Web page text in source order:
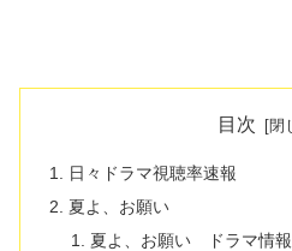
目次
日々ドラマ視聴率速報
夏よ、お願い
夏よ、お願い ドラマ情報